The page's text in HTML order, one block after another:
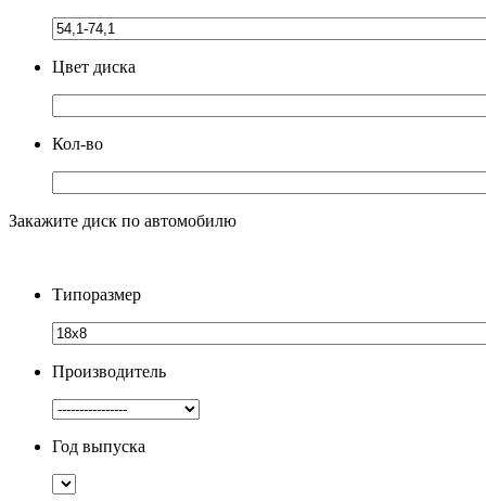
Цвет диска
Кол-во
Закажите диск по автомобилю
Типоразмер
Производитель
Год выпуска